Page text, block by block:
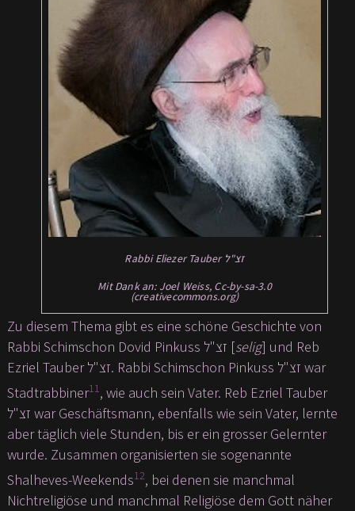
Rabbi Eliezer Tauber זצ"ל
Mit Dank an: Joel Weiss, Cc-by-sa-3.0
(creativecommons.org)
Zu diesem Thema gibt es eine schöne Geschichte von
Rabbi Schimschon Dovid Pinkuss זצ"ל [selig] und Reb
Ezriel Tauber זצ"ל. Rabbi Schimschon Pinkuss זצ"ל war
Stadtrabbiner11, wie auch sein Vater. Reb Ezriel Tauber
זצ"ל war Geschäftsmann, ebenfalls wie sein Vater, lernte
aber täglich viele Stunden, bis er ein grosser Gelernter
wurde. Zusammen organisierten sie sogenannte
Shalheves-Weekends12, bei denen sie manchmal
Nichtreligiöse und manchmal Religiöse dem Gott näher